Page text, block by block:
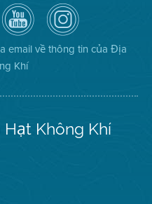
Kênh
YouTube
của
Địa
Hạt
Không
Khí
Air
District
on
Instagram
email về thông tin của Địa
Khí
Không Khí